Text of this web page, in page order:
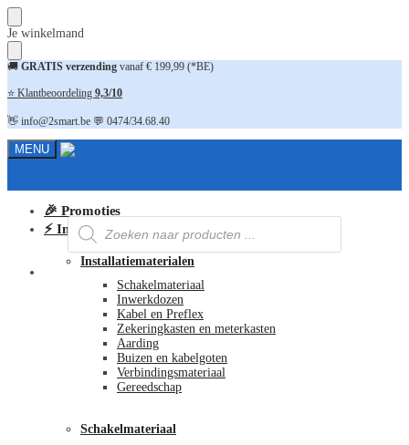
Skip
to
navigation
Skip
to
content
Je winkelmand
🚚 GRATIS verzending vanaf € 199,99 (*BE)
⭐ Klantbeoordeling 9,3/10
👋 info@2smart.be 💬 0474/34.68.40
MENU
Producten
zoeken
🎉 Promoties
⚡ Installatiematerialen
Installatiematerialen
Schakelmateriaal
Inwerkdozen
Kabel en Preflex
Zekeringkasten en meterkasten
Aarding
Buizen en kabelgoten
Verbindingsmateriaal
Gereedschap
Schakelmateriaal